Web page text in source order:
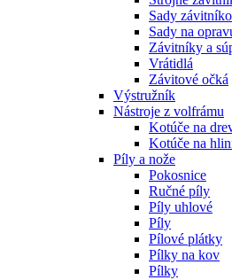
Sady
Sady na
Závitníky a
Vrátidlá
Závitové očká
Výstružník
Nástroje z volfrámu
Kotúče na
Kotúče na
Píly a nože
Pokosnice
Ručné píly
Píly uhlové
Píly
Pílové plátky
Pílky na kov
Pílky